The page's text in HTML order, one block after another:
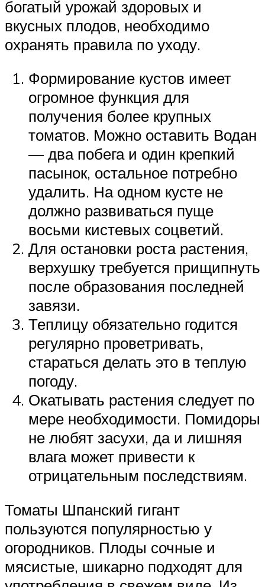
богатый урожай здоровых и
вкусных плодов, необходимо
охранять правила по уходу.
Формирование кустов имеет
огромное функция для
получения более крупных
томатов. Можно оставить Водан
— два побега и один крепкий
пасынок, остальное потребно
удалить. На одном кусте не
должно развиваться пуще
восьми кистевых соцветий.
Для остановки роста растения,
верхушку требуется прищипнуть
после образования последней
завязи.
Теплицу обязательно годится
регулярно проветривать,
стараться делать это в теплую
погоду.
Окатывать растения следует по
мере необходимости. Помидоры
не любят засухи, да и лишняя
влага может привести к
отрицательным последствиям.
Томаты Шпанский гигант
пользуются популярностью у
огородников. Плоды сочные и
мясистые, шикарно подходят для